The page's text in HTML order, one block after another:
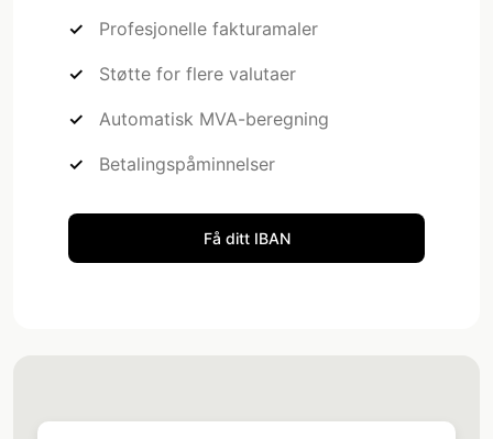
Profesjonelle fakturamaler
Støtte for flere valutaer
Automatisk MVA-beregning
Betalingspåminnelser
Få ditt IBAN